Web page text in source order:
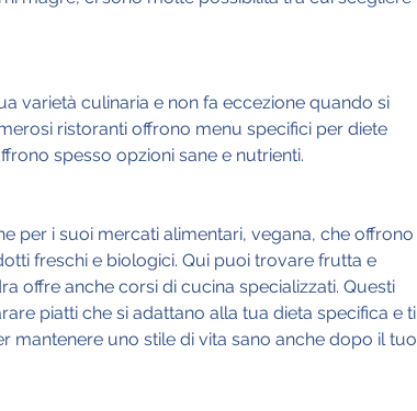
varietà culinaria e non fa eccezione quando si
ristoranti offrono menu specifici per diete
spesso opzioni sane e nutrienti.
per i suoi mercati alimentari, vegana, che offrono
freschi e biologici. Qui puoi trovare frutta e
offre anche corsi di cucina specializzati. Questi
piatti che si adattano alla tua dieta specifica e ti
mantenere uno stile di vita sano anche dopo il tuo